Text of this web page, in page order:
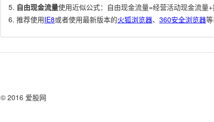
自由现金流量使用近似公式：自由现金流量=经营活动现金流量
推荐使用IE8或者使用最新版本的火狐浏览器、 360安全浏览器等
© 2016 爱股网